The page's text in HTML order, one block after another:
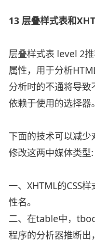
13 层叠样式表和
层叠样式表 level 2
属性，用于分析
分析时的不通将导
依赖于使用的选择器。
下面的技术可以减
修改这两中媒体类型:
一、XHTML的CSS
性名。
二、在table中，
程序的分析器推断出